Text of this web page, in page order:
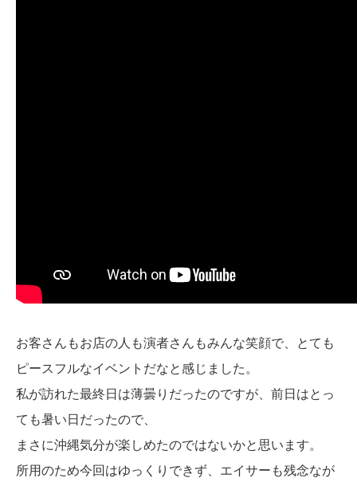
お客さんもお店の人も演者さんもみんな笑顔で、とても
ピースフルなイベントだなと感じました。
私が訪れた最終日は薄曇りだったのですが、前日はとっ
ても暑い日だったので、
まさに沖縄気分が楽しめたのではないかと思います。
所用のため今回はゆっくりできず、エイサーも残念なが